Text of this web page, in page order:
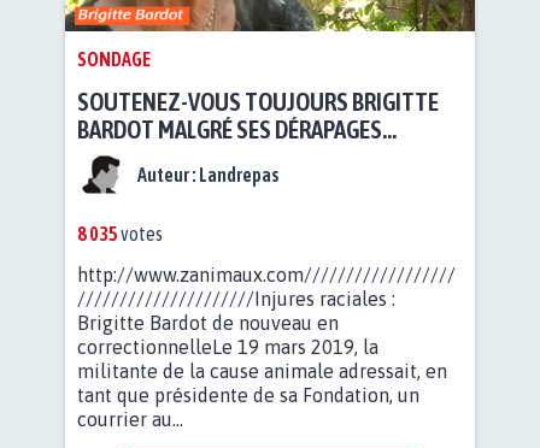
SONDAGE
SOUTENEZ-VOUS TOUJOURS BRIGITTE
BARDOT MALGRÉ SES DÉRAPAGES
VERBAUX ?
Auteur : Landrepas
8 035votes
http://www.zanimaux.com//////////////////
/////////////////////Injures raciales :
Brigitte Bardot de nouveau en
correctionnelleLe 19 mars 2019, la
militante de la cause animale adressait, en
tant que présidente de sa Fondation, un
courrier au...